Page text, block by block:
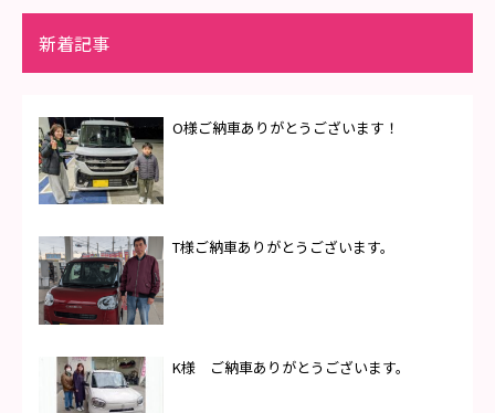
新着記事
O様ご納車ありがとうございます！
T様ご納車ありがとうございます。
K様 ご納車ありがとうございます。